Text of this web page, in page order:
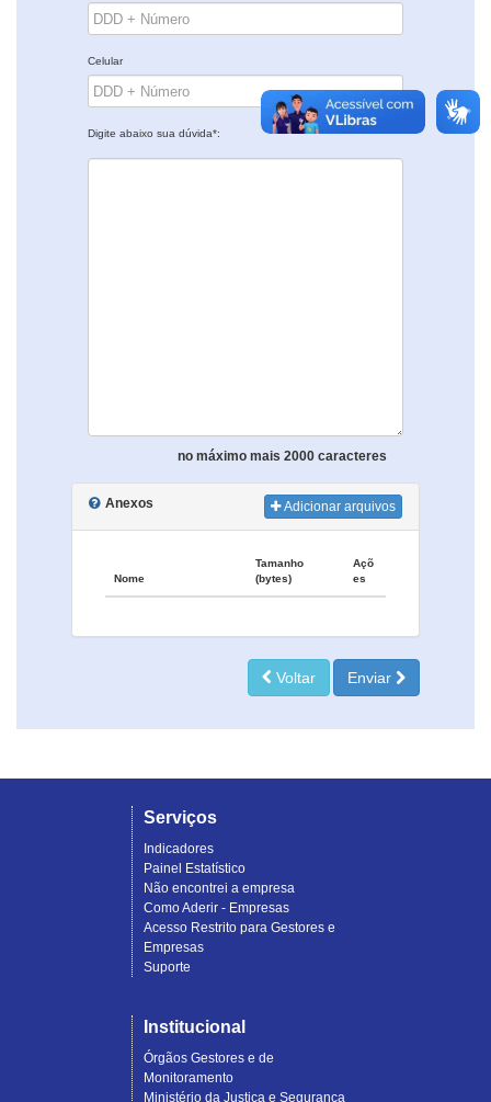
Celular
Digite abaixo sua dúvida*:
no máximo mais 2000 caracteres
Anexos Adicionar arquivos
Nome
Tamanho
(bytes)
Açõ
es
Voltar Enviar
Serviços
Indicadores
Painel Estatístico
Não encontrei a empresa
Como Aderir - Empresas
Acesso Restrito para Gestores e
Empresas
Suporte
Institucional
Órgãos Gestores e de
Monitoramento
Ministério da Justiça e Segurança